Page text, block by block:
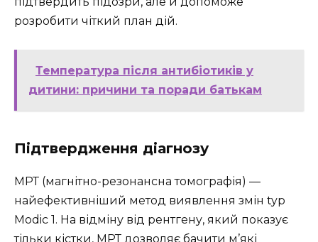
розробити чіткий план дій.
Температура після антибіотиків у
дитини: причини та поради батькам
Підтвердження діагнозу
МРТ (магнітно-резонансна томографія) —
найефективніший метод виявлення змін typ
Modic 1. На відміну від рентгену, який показує
тільки кістки, МРТ дозволяє бачити м’які